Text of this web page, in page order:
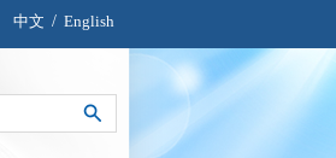
中文 / English